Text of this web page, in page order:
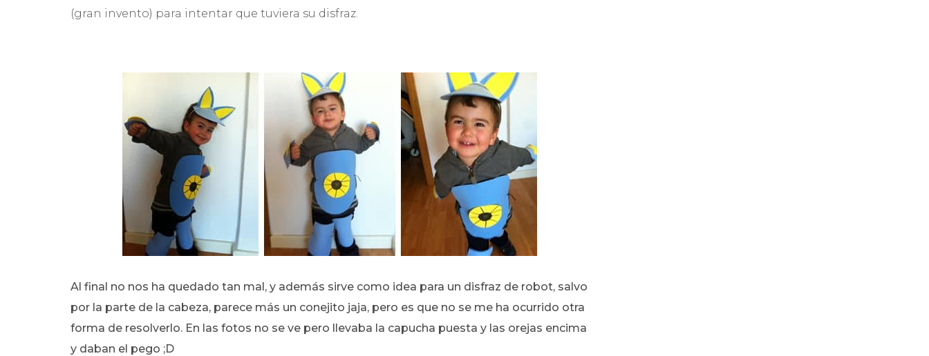
(gran invento) para intentar que tuviera su disfraz.
Al final no nos ha quedado tan mal, y además sirve como idea para un disfraz de robot, salvo
por la parte de la cabeza, parece más un conejito jaja, pero es que no se me ha ocurrido otra
forma de resolverlo. En las fotos no se ve pero llevaba la capucha puesta y las orejas encima
y daban el pego ;D